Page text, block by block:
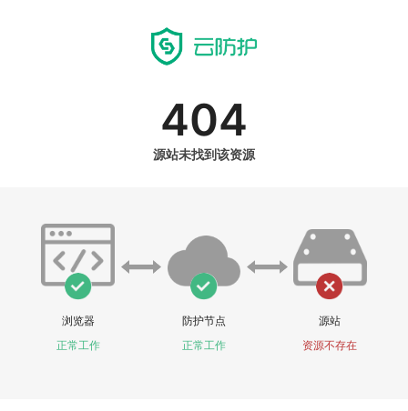
404
源站未找到该资源
浏览器
正常工作
防护节点
正常工作
源站
资源不存在